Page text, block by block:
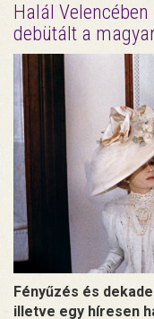
Halál
debütált a
Fényűzés és
illetve egy híresen